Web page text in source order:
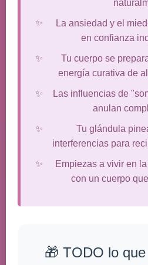
La ansiedad y el
en confianza
Tu cuerpo se
energía curativa de
Las influencias de
anulan
Tu glándula
interferencias para
Empiezas a vivir en
con un cuerpo
🎁 TODO lo